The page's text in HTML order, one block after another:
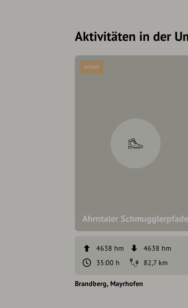
Aktivitäten in der
Ahrntaler Schmugglerpfade
mittel
4638 hm
4638 hm
35:00 h
82,7 km
Brandberg Mayrhofen